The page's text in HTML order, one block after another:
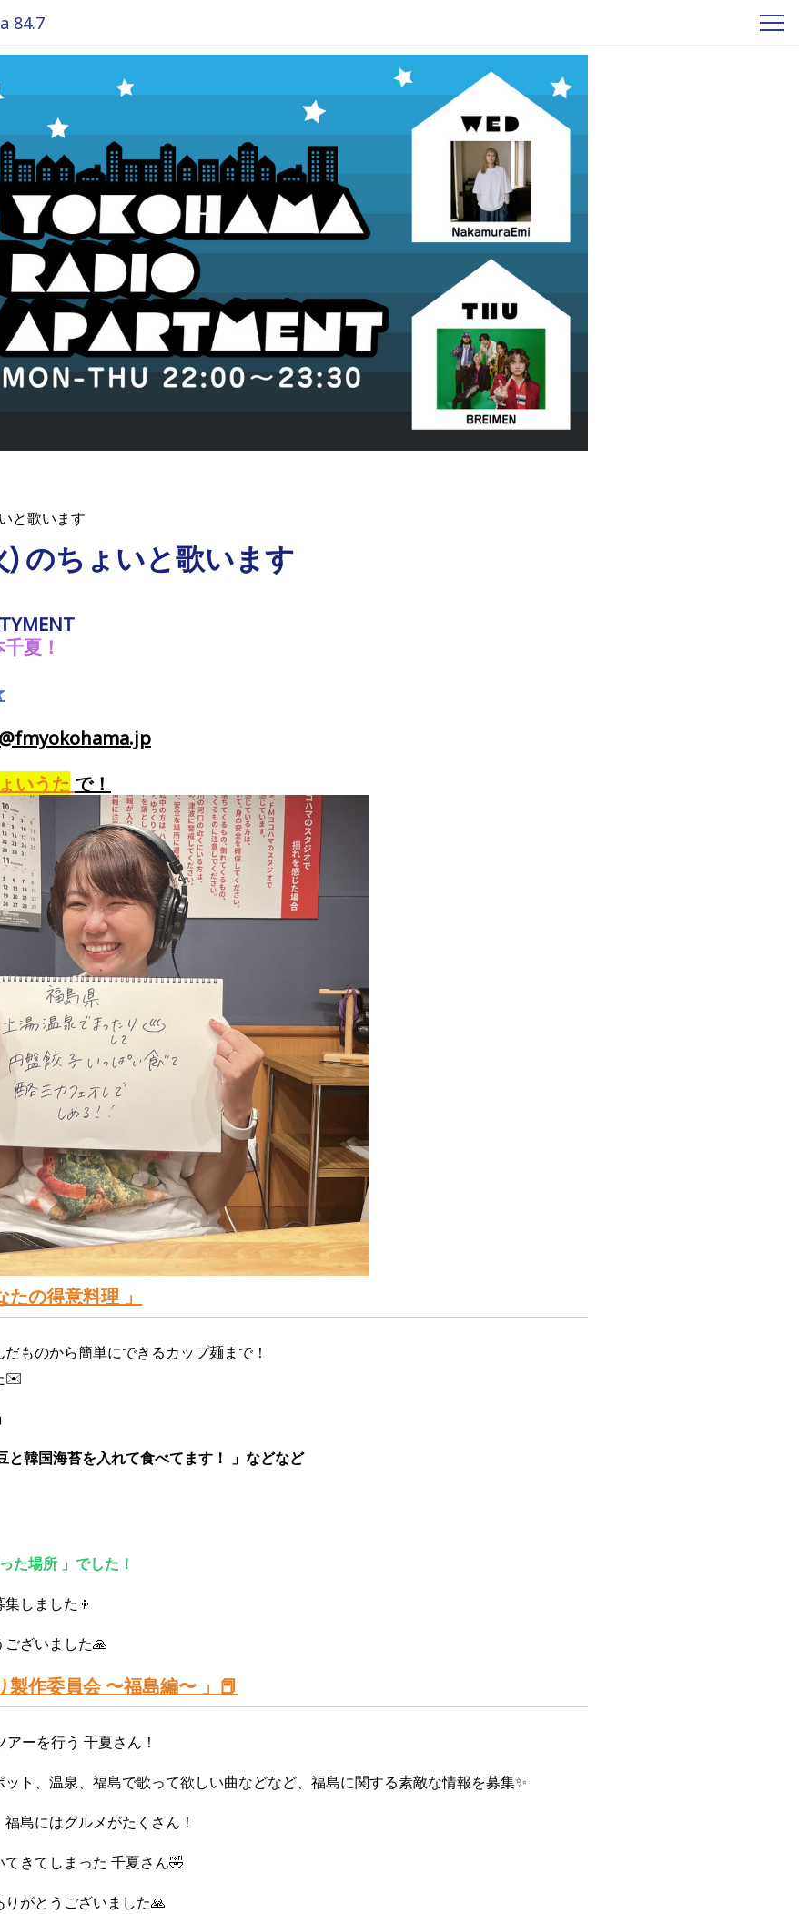
84.7
と歌います
) のちょいと歌います
夏！
いうた で！
たの得意料理 」
ものから簡単にできるカップ麺まで！
✉️
と韓国海苔を入れて食べてます！ 」などなど
た場所 」でした！
しました👦
ざいました🙏
製作委員会 〜福島編〜 」📕
ーを行う 千夏さん！
ト、温泉、福島で歌って欲しい曲などなど、福島に関する素敵な情報を募集✨
福島にはグルメがたくさん！
きてしまった 千夏さん🤣
がとうございました🙏